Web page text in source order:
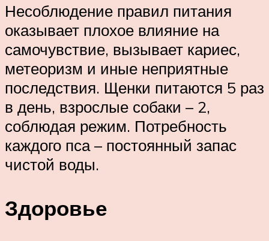
Несоблюдение правил питания
оказывает плохое влияние на
самочувствие, вызывает кариес,
метеоризм и иные неприятные
последствия. Щенки питаются 5 раз
в день, взрослые собаки – 2,
соблюдая режим. Потребность
каждого пса – постоянный запас
чистой воды.
Здоровье